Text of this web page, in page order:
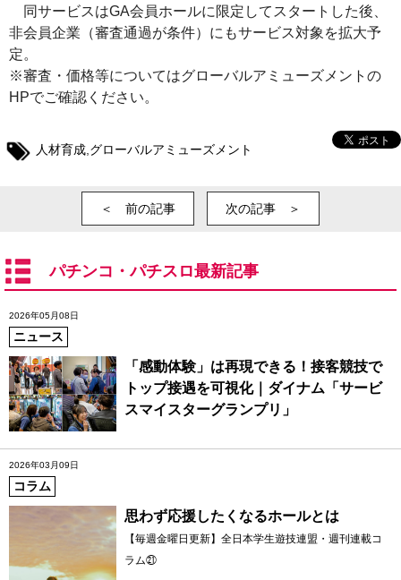
同サービスはGA会員ホールに限定してスタートした後、
非会員企業（審査通過が条件）にもサービス対象を拡大予
定。
※審査・価格等についてはグローバルアミューズメントの
HPでご確認ください。
人材育成 グローバルアミューズメント
＜ 前の記事 次の記事 ＞
パチンコ・パチスロ最新記事
2026年05月08日
ニュース
「感動体験」は再現できる！接客競技で
トップ接遇を可視化｜ダイナム「サービ
スマイスターグランプリ」
2026年03月09日
コラム
思わず応援したくなるホールとは
【毎週金曜日更新】全日本学生遊技連盟・週刊連載コ
ラム㉑